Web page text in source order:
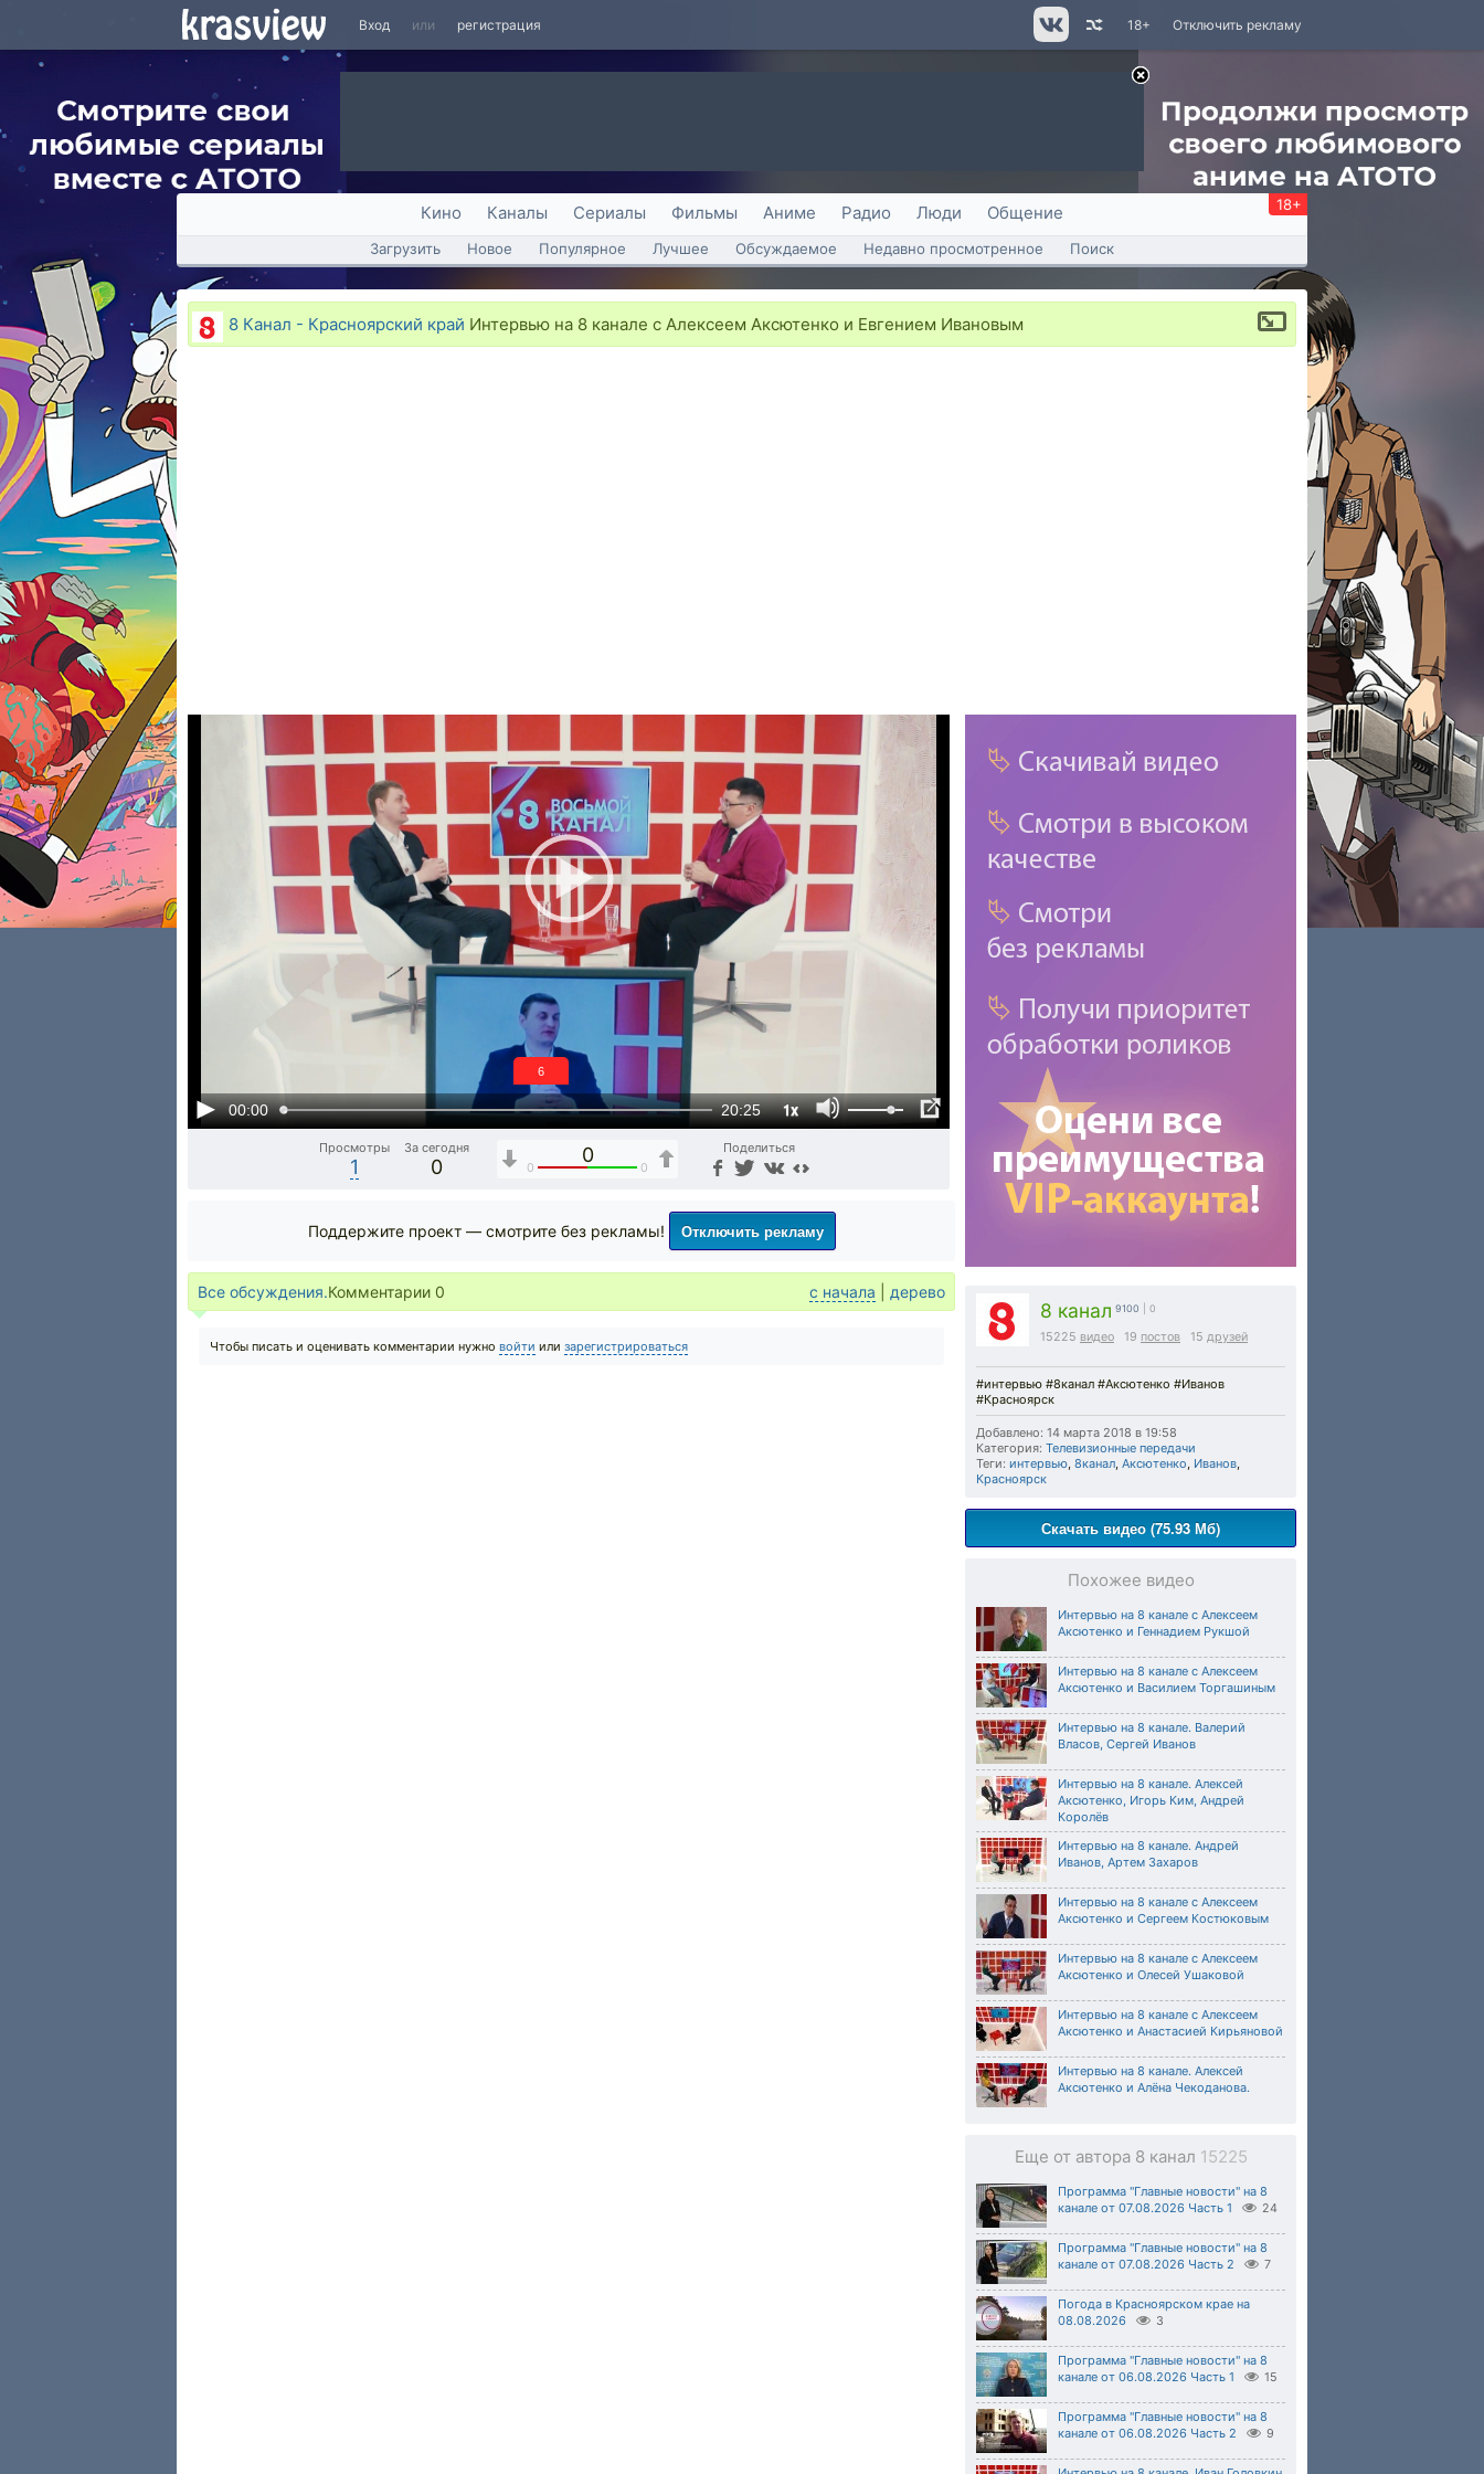
Вход или регистрация Отключить рекламу
18+
Кино Каналы Сериалы Фильмы Аниме Радио Люди Общение 18+
Загрузить Новое Популярное Лучшее Обсуждаемое Недавно просмотренное Поиск
8 Канал - Красноярский край Интервью на 8 канале с Алексеем Аксютенко и Евгением Ивановым
00:00 20:25 1x
5
Просмотры
1
За сегодня
0
0
0 0
Поделиться
8 канал 9100 | 0
15225 видео 19 постов 15 друзей
#интервью #8канал #Аксютенко #Иванов
#Красноярск
Добавлено: 14 марта 2018 в 19:58
Категория: Телевизионные передачи
Теги: интервью, 8канал, Аксютенко, Иванов,
Красноярск
Скачать видео (75.93 Мб)
Похожее видео
Интервью на 8 канале с Алексеем
Аксютенко и Геннадием Рукшой
Интервью на 8 канале с Алексеем
Аксютенко и Василием Торгашиным
Интервью на 8 канале. Валерий
Власов, Сергей Иванов
Интервью на 8 канале. Алексей
Аксютенко, Игорь Ким, Андрей
Королёв
Интервью на 8 канале. Андрей
Иванов, Артем Захаров
Интервью на 8 канале с Алексеем
Аксютенко и Сергеем Костюковым
Интервью на 8 канале с Алексеем
Аксютенко и Олесей Ушаковой
Интервью на 8 канале с Алексеем
Аксютенко и Анастасией Кирьяновой
Интервью на 8 канале. Алексей
Аксютенко и Алёна Чекоданова.
Еще от автора 8 канал 15225
Программа "Главные новости" на 8
канале от 07.08.2026 Часть 1
24
Программа "Главные новости" на 8
канале от 07.08.2026 Часть 2
7
Погода в Красноярском крае на
08.08.2026
3
Программа "Главные новости" на 8
канале от 06.08.2026 Часть 1
15
Программа "Главные новости" на 8
канале от 06.08.2026 Часть 2
9
Поддержите проект — смотрите без рекламы! Отключить рекламу
Все обсуждения.Комментарии 0 с начала дерево
Чтобы писать и оценивать комментарии нужно войти или зарегистрироваться